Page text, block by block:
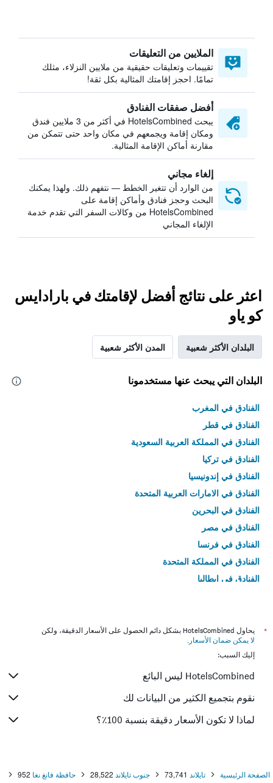
الملايين من التعليقات
تقييمات وتعليقات حقيقية من ملايين النزلاء، مثلك
تمامًا. احجز إقامتك المثالية بكل ثقة!
أفضل صفقات الفنادق
يبحث HotelsCombined في أكثر من 3 ملايين فندق
ومكان إقامة ويجمعهم في مكان واحد حتى تتمكن من
مقارنة أماكن الإقامة المثالية.
إلغاء مجاني
من الوارد أن تتغير الخطط — نتفهم ذلك. ولهذا يمكنك
البحث وحجز فنادق وأماكن إقامة على
HotelsCombined من وكالات السفر التي تقدم خدمة
الإلغاء المجاني
اعثر على نتائج أفضل لإقامتك في بارادايس
كو ياو
البلدان الأكثر شعبية المدن الأكثر شعبية
البلدان التي يبحث عنها مستخدمونا
الفنادق في المغرب
الفنادق في قطر
الفنادق في المملكة العربية السعودية
الفنادق في تركيا
الفنادق في إندونيسيا
الفنادق في الامارات العربية المتحدة
الفنادق في البحرين
الفنادق في مصر
الفنادق في فرنسا
الفنادق في المملكة المتحدة
الفنادق في إيطاليا
*
يحاول HotelsCombined بشكل دائم الحصول على الأسعار الدقيقة، ولكن
لا يمكن ضمان الأسعار .
إليك السبب:
HotelsCombined ليس البائع
نقوم بتجميع الكثير من البيانات لك
لماذا لا تكون الأسعار دقيقة بنسبة 100٪؟
الصفحة الرئيسية تايلاند 73,741 جنوب تايلاند 28,522 حافظة فانغ نغا 952